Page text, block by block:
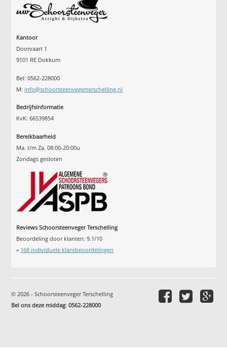
Kantoor
Doorvaart 1
9101 RE Dokkum
Bel: 0562-228000
M: info@schoorsteenvegerterschelling.nl
Bedrijfsinformatie
KvK: 66539854
Bereikbaarheid
Ma. t/m Za. 08:00-20:00u
Zondags gesloten
Reviews Schoorsteenveger Terschelling
Beoordeling door klanten:9.1/10
» 168 individuele klantbeoordelingen
© 2026 - Schoorsteenveger Terschelling
Bel ons deze middag:0562-228000